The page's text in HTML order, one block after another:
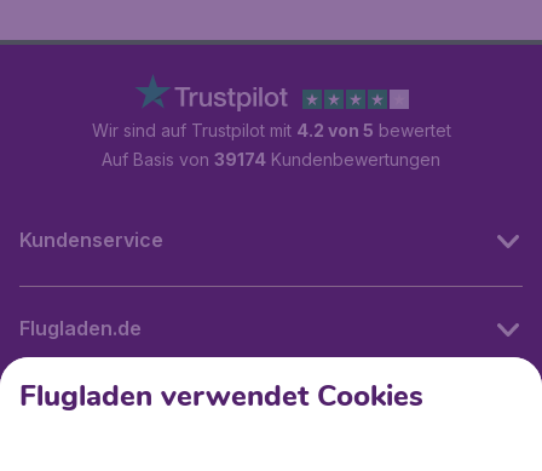
Wir sind auf Trustpilot mit 4.2 von 5 bewertet
Auf Basis von 39174 Kundenbewertungen
Kundenservice
Flugladen.de
Internationale Webseiten
Flugladen verwendet Cookies